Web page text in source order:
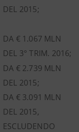
DEL 2015;
DA € 1.067 MLN
DEL 3° TRIM. 2016;
DA € 2.739 MLN
DEL 2015;
DA € 3.091 MLN
DEL 2015,
ESCLUDENDO